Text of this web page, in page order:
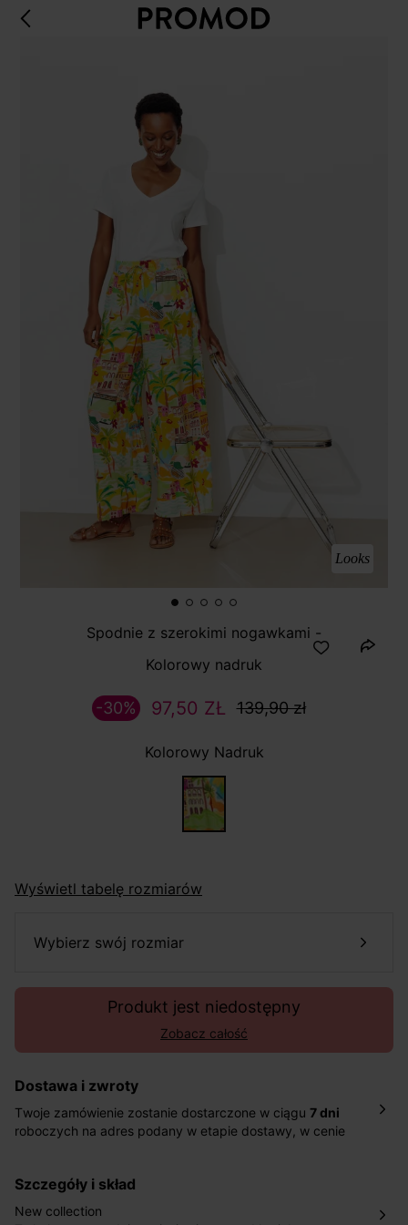
Looks
Spodnie z szerokimi nogawkami -
Kolorowy nadruk
97,50 ZŁ 139,90 zł
-30%
Kolorowy Nadruk
Wyświetl tabelę rozmiarów
wybierz swój rozmiar
Produkt jest niedostępny
Zobacz całość
Dostawa i zwroty
Twoje zamówienie zostanie dostarczone w ciągu 7 dni
roboczych na adres podany w etapie dostawy, w cenie
pośrednictwem DHL Express.
Nowość: Zamówienia dostarczamy w ciągu 4-6 dni
szczegóły i skład
New collection